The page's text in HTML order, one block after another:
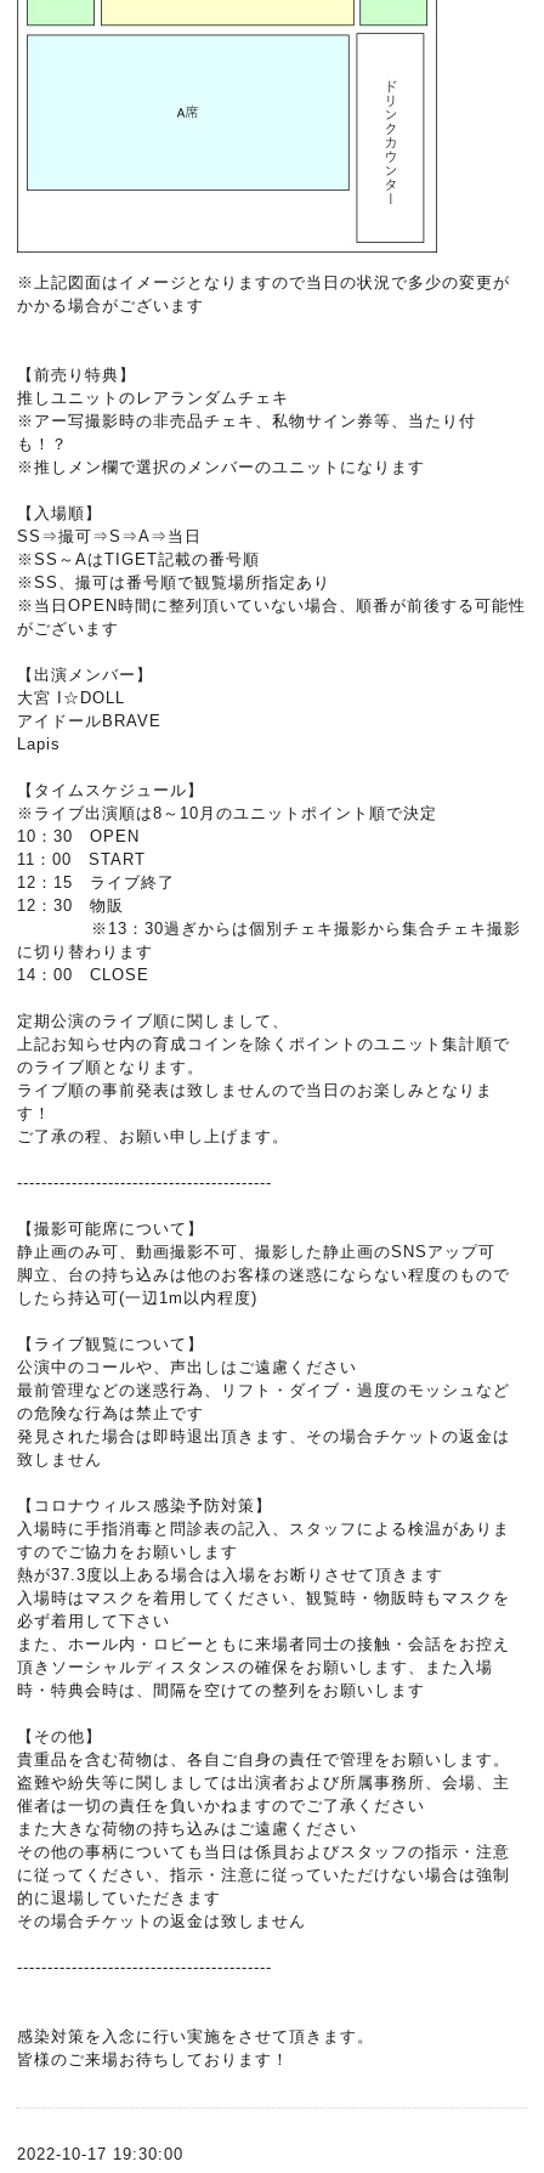
※上記図面はイメージとなりますので当日の状況で多少の変更が
かかる場合がございます
【前売り特典】
推しユニットのレアランダムチェキ
※アー写撮影時の非売品チェキ、私物サイン券等、当たり付
も！？
※推しメン欄で選択のメンバーのユニットになります
【入場順】
SS⇒撮可⇒S⇒A⇒当日
※SS～AはTIGET記載の番号順
※SS、撮可は番号順で観覧場所指定あり
※当日OPEN時間に整列頂いていない場合、順番が前後する可能性
がございます
【出演メンバー】
大宮 I☆DOLL
アイドールBRAVE
Lapis
【タイムスケジュール】
※ライブ出演順は8～10月のユニットポイント順で決定
10：30 OPEN
11：00 START
12：15 ライブ終了
12：30 物販
※13：30過ぎからは個別チェキ撮影から集合チェキ撮影
に切り替わります
14：00 CLOSE
定期公演のライブ順に関しまして、
上記お知らせ内の育成コインを除くポイントのユニット集計順で
のライブ順となります。
ライブ順の事前発表は致しませんので当日のお楽しみとなりま
す！
ご了承の程、お願い申し上げます。
------------------------------------------
【撮影可能席について】
静止画のみ可、動画撮影不可、撮影した静止画のSNSアップ可
脚立、台の持ち込みは他のお客様の迷惑にならない程度のもので
したら持込可(一辺1m以内程度)
【ライブ観覧について】
公演中のコールや、声出しはご遠慮ください
最前管理などの迷惑行為、リフト・ダイブ・過度のモッシュなど
の危険な行為は禁止です
発見された場合は即時退出頂きます、その場合チケットの返金は
致しません
【コロナウィルス感染予防対策】
入場時に手指消毒と問診表の記入、スタッフによる検温がありま
すのでご協力をお願いします
熱が37.3度以上ある場合は入場をお断りさせて頂きます
入場時はマスクを着用してください、観覧時・物販時もマスクを
必ず着用して下さい
また、ホール内・ロビーともに来場者同士の接触・会話をお控え
頂きソーシャルディスタンスの確保をお願いします、また入場
時・特典会時は、間隔を空けての整列をお願いします
【その他】
貴重品を含む荷物は、各自ご自身の責任で管理をお願いします。
盗難や紛失等に関しましては出演者および所属事務所、会場、主
催者は一切の責任を負いかねますのでご了承ください
また大きな荷物の持ち込みはご遠慮ください
その他の事柄についても当日は係員およびスタッフの指示・注意
に従ってください、指示・注意に従っていただけない場合は強制
的に退場していただきます
その場合チケットの返金は致しません
------------------------------------------
感染対策を入念に行い実施をさせて頂きます。
皆様のご来場お待ちしております！
2022-10-17 19:30:00